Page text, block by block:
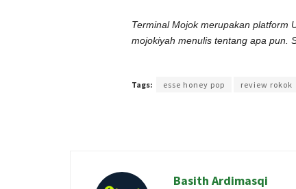
Terminal Mojok merupakan platform
mojokiyah menulis tentang apa pun.
Tags: esse honey pop review rokok
Basith Ardimasqi